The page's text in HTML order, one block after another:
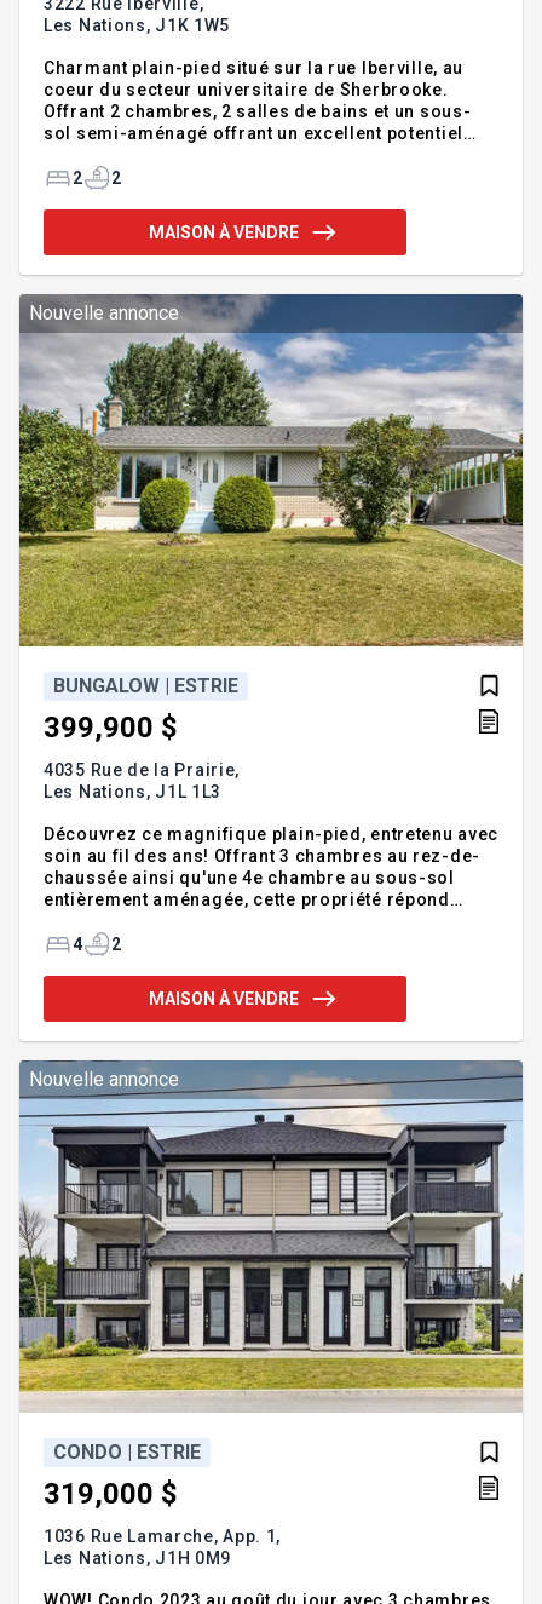
Les Nations, J1K 1W5
Charmant plain-pied situé sur la rue Iberville, au
coeur du secteur universitaire de Sherbrooke.
Offrant 2 chambres, 2 salles de bains et un sous-
sol semi-aménagé offrant un excellent potentiel
aux besoins d'une famille, d'un couple ou d'un
comprend une grande salle familiale avec foyer au
bois, une superbe galerie couverte de 13 x 12 pi
écoles, des parcs, des commerces, du transport en
commun et
2 2
MAISON À VENDRE
Nouvelle annonce
BUNGALOW | ESTRIE
399,900 $
4035 Rue de la Prairie,
Les Nations, J1L 1L3
Découvrez ce magnifique plain-pied, entretenu avec
soin au fil des ans! Offrant 3 chambres au rez-de-
chaussée ainsi qu'une 4e chambre au sous-sol
entièrement aménagée, cette propriété répond
améliorations ont été réalisées, dont le
rénovées et plusieurs revêtements de planchers
renouvelés. Vous serez charmé par son terrain
secteur recherché, à proximité des écoles, parcs,
transport en commun, cett
4 2
MAISON À VENDRE
Nouvelle annonce
CONDO | ESTRIE
319,000 $
1036 Rue Lamarche, App. 1,
Les Nations, J1H 0M9